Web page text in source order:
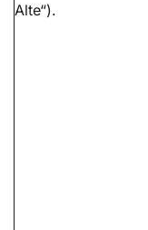
Alte“).